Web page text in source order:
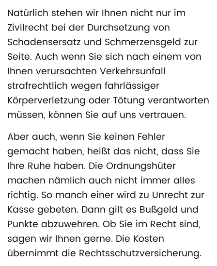
Natürlich stehen wir Ihnen nicht nur im
Zivilrecht bei der Durchsetzung von
Schadensersatz und Schmerzensgeld zur
Seite. Auch wenn Sie sich nach einem von
Ihnen verursachten Verkehrsunfall
strafrechtlich wegen fahrlässiger
Körperverletzung oder Tötung verantworten
müssen, können Sie auf uns vertrauen.
Aber auch, wenn Sie keinen Fehler
gemacht haben, heißt das nicht, dass Sie
Ihre Ruhe haben. Die Ordnungshüter
machen nämlich auch nicht immer alles
richtig. So manch einer wird zu Unrecht zur
Kasse gebeten. Dann gilt es Bußgeld und
Punkte abzuwehren. Ob Sie im Recht sind,
sagen wir Ihnen gerne. Die Kosten
übernimmt die Rechtsschutzversicherung.